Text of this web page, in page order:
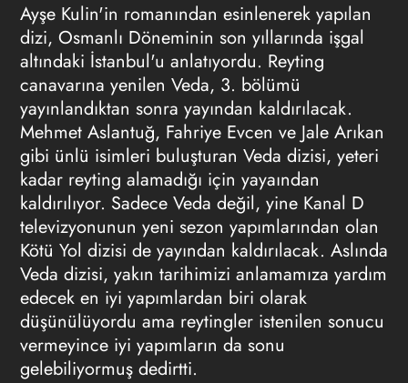
Ayşe Kulin'in romanından esinlenerek yapılan
dizi, Osmanlı Döneminin son yıllarında işgal
altındaki İstanbul'u anlatıyordu. Reyting
canavarına yenilen Veda, 3. bölümü
yayınlandıktan sonra yayından kaldırılacak.
Mehmet Aslantuğ, Fahriye Evcen ve Jale Arıkan
gibi ünlü isimleri buluşturan Veda dizisi, yeteri
kadar reyting alamadığı için yayaından
kaldırılıyor. Sadece Veda değil, yine Kanal D
televizyonunun yeni sezon yapımlarından olan
Kötü Yol dizisi de yayından kaldırılacak. Aslında
Veda dizisi, yakın tarihimizi anlamamıza yardım
edecek en iyi yapımlardan biri olarak
düşünülüyordu ama reytingler istenilen sonucu
vermeyince iyi yapımların da sonu
gelebiliyormuş dedirtti.